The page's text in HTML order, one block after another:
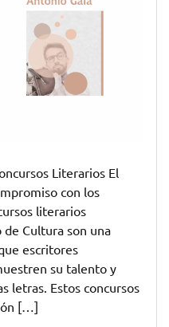
Literarios El
con los
literarios
Cultura son una
escritores
su talento y
letras. Estos concursos
[…]